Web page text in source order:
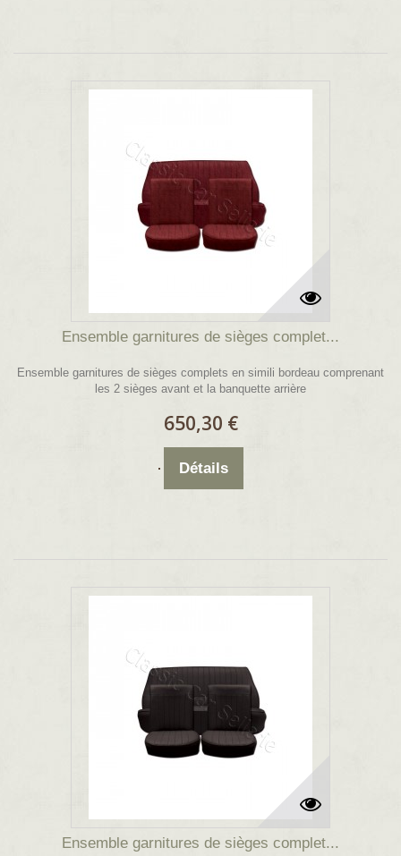
Ensemble garnitures de sièges complet...
Ensemble garnitures de sièges complets en simili bordeau comprenant
les 2 sièges avant et la banquette arrière
650,30 €
Détails
Ensemble garnitures de sièges complet...